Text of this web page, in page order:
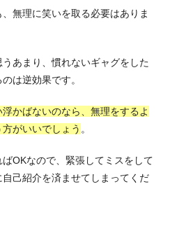
無理に笑いを取る必要はありま
あまり、慣れないギャグをした
は逆効果です。
かばないのなら、無理をするよ
がいいでしょう 。
OKなので、緊張してミスをして
己紹介を済ませてしまってくだ